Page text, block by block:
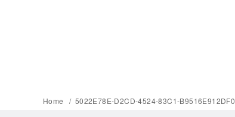
Home 5022E78E-D2CD-4524-83C1-B9516E912DF0